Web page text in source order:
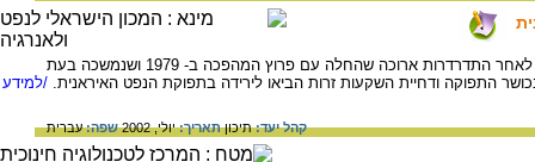
תעשיית הנפט האיראנית עומדת בפני משבר, לאחר התדרדרות ארוכה שהחלה עם פרוץ המהפכה ב- 1979 ושנמשכה בעת
התפוקה ודחיית השקעות זרות הביאו לירידה בתפוקת הנפט האיראנית. /למידע
קהל יעד:תיכוןתאריך:יולי, 2002 שפה:עברית